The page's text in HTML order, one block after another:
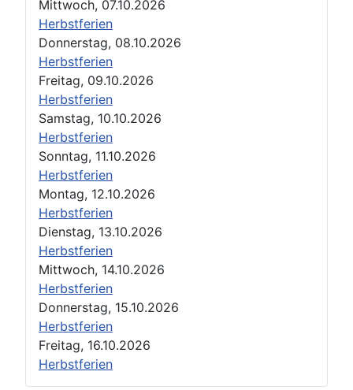
Mittwoch, 07.10.2026
Herbstferien
Donnerstag, 08.10.2026
Herbstferien
Freitag, 09.10.2026
Herbstferien
Samstag, 10.10.2026
Herbstferien
Sonntag, 11.10.2026
Herbstferien
Montag, 12.10.2026
Herbstferien
Dienstag, 13.10.2026
Herbstferien
Mittwoch, 14.10.2026
Herbstferien
Donnerstag, 15.10.2026
Herbstferien
Freitag, 16.10.2026
Herbstferien